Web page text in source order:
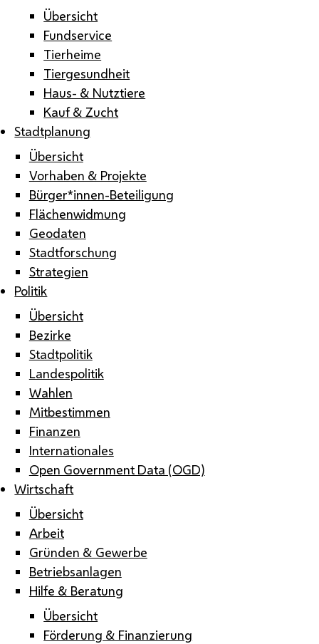
Übersicht
Fundservice
Tierheime
Tiergesundheit
Haus- & Nutztiere
Kauf & Zucht
Stadtplanung
Übersicht
Vorhaben & Projekte
Bürger*innen-Beteiligung
Flächenwidmung
Geodaten
Stadtforschung
Strategien
Politik
Übersicht
Bezirke
Stadtpolitik
Landespolitik
Wahlen
Mitbestimmen
Finanzen
Internationales
Open Government Data (OGD)
Wirtschaft
Übersicht
Arbeit
Gründen & Gewerbe
Betriebsanlagen
Hilfe & Beratung
Übersicht
Förderung & Finanzierung